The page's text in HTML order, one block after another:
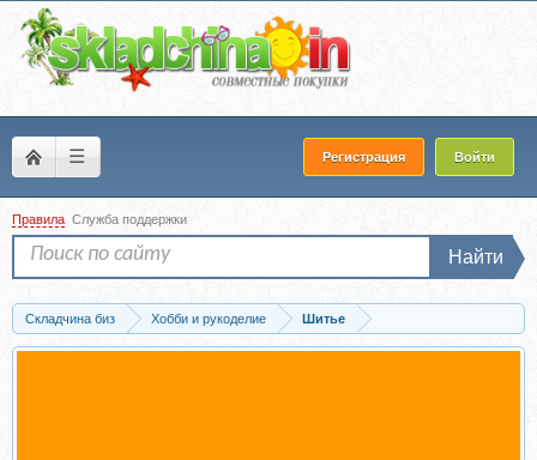
☰ Регистрация Войти
Правила Служба поддержки
Найти
Складчина биз Хобби и рукоделие
Шитье
Скачать [Julia Stefanello School] Беби-долл Кристина (Юлия Стефанелло)